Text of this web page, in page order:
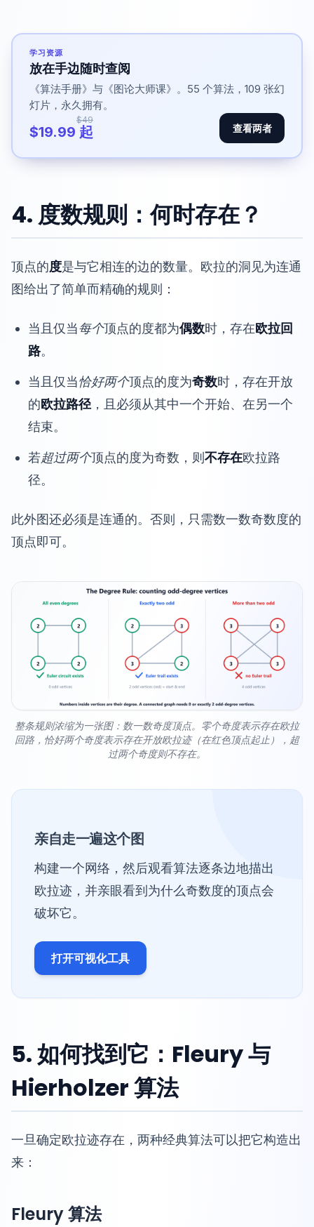
学习资源
放在手边随时查阅
《算法手册》与《图论大师课》。55 个算法，109 张幻
灯片，永久拥有。
$49
$19.99 起 查看两者
4. 度数规则：何时存在？
顶点的度是与它相连的边的数量。欧拉的洞见为连通
图给出了简单而精确的规则：
当且仅当每个顶点的度都为偶数时，存在欧拉回
路。
当且仅当恰好两个顶点的度为奇数时，存在开放
的欧拉路径 ，且必须从其中一个开始、在另一个
结束。
若超过两个顶点的度为奇数，则不存在欧拉路
径。
此外图还必须是连通的。否则，只需数一数奇数度的
顶点即可。
整条规则浓缩为一张图：数一数奇度顶点。零个奇度表示存在欧拉
回路，恰好两个奇度表示存在开放欧拉迹（在红色顶点起止），超
过两个奇度则不存在。
亲自走一遍这个图
构建一个网络，然后观看算法逐条边地描出
欧拉迹，并亲眼看到为什么奇数度的顶点会
破坏它。
打开可视化工具
5. 如何找到它：Fleury 与
Hierholzer 算法
一旦确定欧拉迹存在，两种经典算法可以把它构造出
来：
Fleury 算法